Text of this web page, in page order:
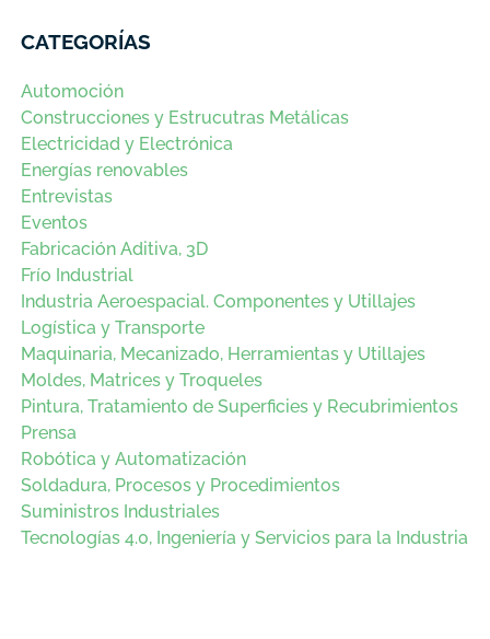
CATEGORÍAS
Automoción
Construcciones y Estrucutras Metálicas
Electricidad y Electrónica
Energías renovables
Entrevistas
Eventos
Fabricación Aditiva, 3D
Frío Industrial
Industria Aeroespacial. Componentes y Utillajes
Logística y Transporte
Maquinaria, Mecanizado, Herramientas y Utillajes
Moldes, Matrices y Troqueles
Pintura, Tratamiento de Superficies y Recubrimientos
Prensa
Robótica y Automatización
Soldadura, Procesos y Procedimientos
Suministros Industriales
Tecnologías 4.0, Ingeniería y Servicios para la Industria